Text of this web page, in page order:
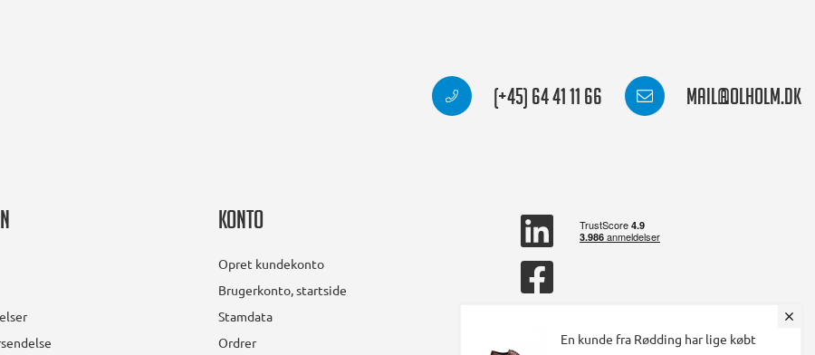
(+45) 64 41 11 66 mail@olholm.dk
Konto
Opret kundekonto
Brugerkonto, startside
Stamdata
Ordrer
linkedin
square
square
En kunde fra Rødding har lige købt